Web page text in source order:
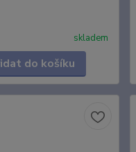
skladem
do košíku